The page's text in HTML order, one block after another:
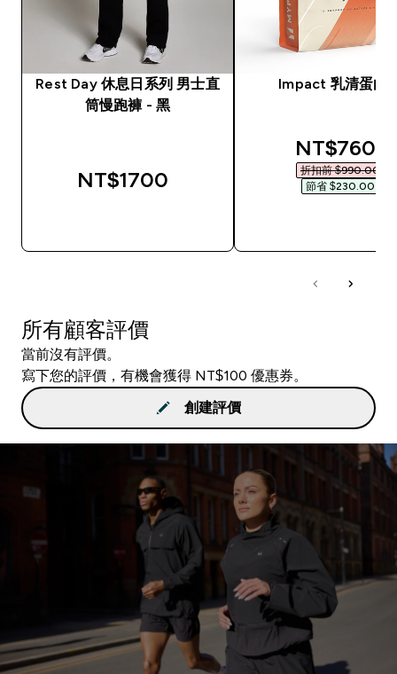
Rest Day 休息日系列 男士直
筒慢跑褲 - 黑
NT$1700‎
Impact 乳清蛋白
NT$760‎
折扣前 $990.00‎
節省 $230.00‎
所有顧客評價
當前沒有評價。
寫下您的評價，有機會獲得 NT$100 優惠券。
創建評價